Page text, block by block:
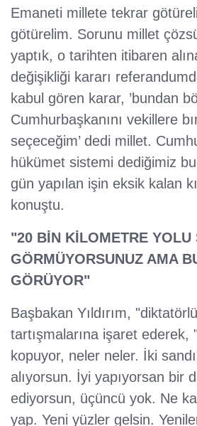
Emaneti millete tekrar
götürelim. Sorunu millet
yaptık, o tarihten itibaren
değişikliği kararı
kabul gören karar, ’bundan
Cumhurbaşkanını vekillere
seçeceğim’ dedi millet.
hükümet sistemi dediğimiz
gün yapılan işin eksik kalan
konuştu.
"20 BİN KİLOMETRE YOLU
GÖRMÜYORSUNUZ AMA
GÖRÜYOR"
Başbakan Yıldırım,
tartışmalarına işaret ederek,
kopuyor, neler neler. İki
alıyorsun. İyi yapıyorsan bir
ediyorsun, üçüncü yok. Ne
yap. Yeni yüzler gelsin.